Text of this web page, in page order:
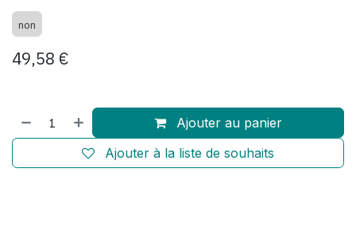
non
49,58 €
Ajouter au panier
Ajouter à la liste de souhaits